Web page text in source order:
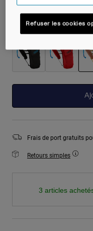
Couleur -Peach
Frais de port gratuits
Retours simples
3 articles
Refuser les cookies